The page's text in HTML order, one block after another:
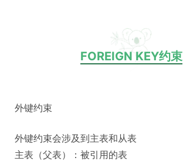
FOREIGN KEY约束
外键约束
外键约束会涉及到主表和从表
主表（父表）：被引用的表